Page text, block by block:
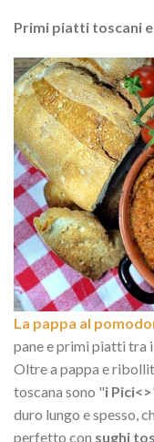
Primi piatti toscani e
La pappa al
pane e primi piatti tra
Oltre a pappa e
toscana sono "i Pici<>
duro lungo e spesso,
perfetto con sughi